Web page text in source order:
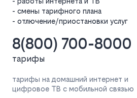
- смены тарифного плана
- отлючение/приостановки услуг
8(800) 700-8000
тарифы
тарифы на домашний интернет и
цифровое ТВ с мобильной связью